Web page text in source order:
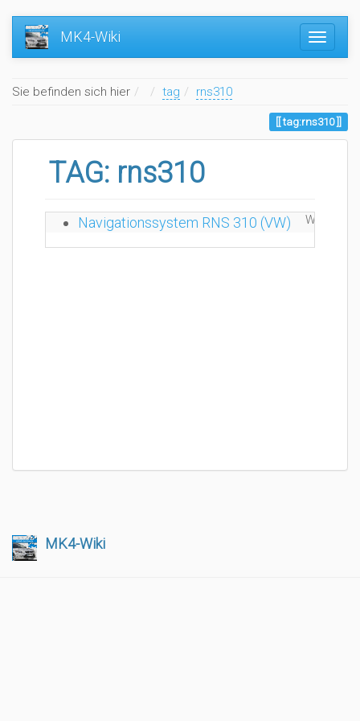
MK4-Wiki
Sie befinden sich hier Home
tag rns310
tag:rns310
TAG: rns310
Navigationssystem RNS 310 (VW) Wed.
MK4-Wiki